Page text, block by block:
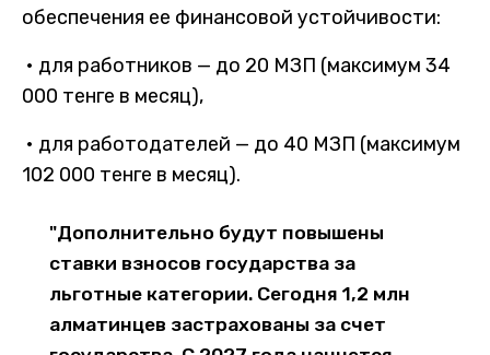
обеспечения ее финансовой устойчивости:
• для работников — до 20 МЗП (максимум 34
000 тенге в месяц),
• для работодателей — до 40 МЗП (максимум
102 000 тенге в месяц).
"Дополнительно будут повышены
ставки взносов государства за
льготные категории. Сегодня 1,2 млн
алматинцев застрахованы за счет